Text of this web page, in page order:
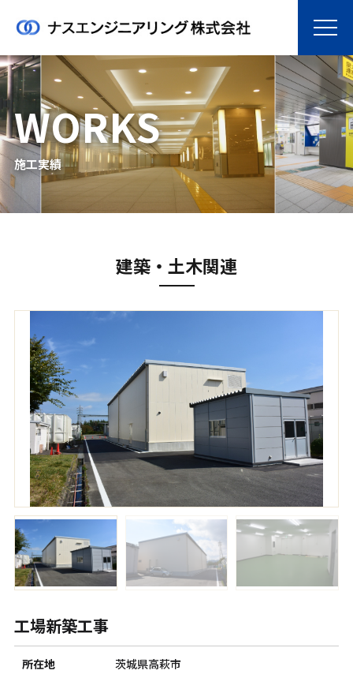
WORKS
施工実績
建築・土木関連
工場新築工事
所在地 茨城県高萩市